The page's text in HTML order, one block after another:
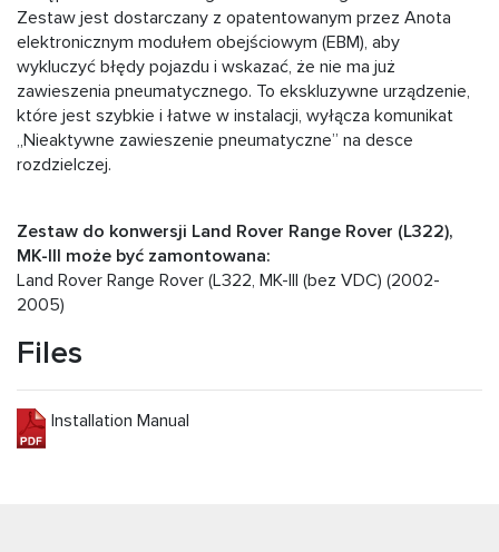
Zestaw jest dostarczany z opatentowanym przez Anota
elektronicznym modułem obejściowym (EBM), aby
wykluczyć błędy pojazdu i wskazać, że nie ma już
zawieszenia pneumatycznego. To ekskluzywne urządzenie,
które jest szybkie i łatwe w instalacji, wyłącza komunikat
„Nieaktywne zawieszenie pneumatyczne” na desce
rozdzielczej.
Zestaw do konwersji Land Rover Range Rover (L322),
MK-III może być zamontowana:
Land Rover Range Rover (L322, MK-III (bez VDC) (2002-
2005)
Files
Installation Manual